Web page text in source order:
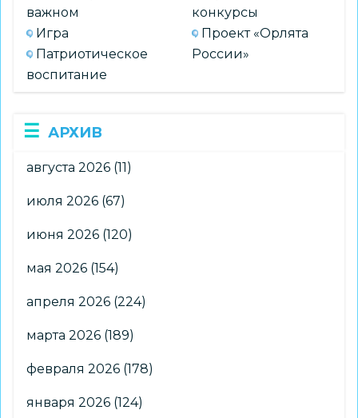
важном
Игра
Патриотическое
воспитание
конкурсы
Проект «Орлята
России»
АРХИВ
августа 2026 (11)
июля 2026 (67)
июня 2026 (120)
мая 2026 (154)
апреля 2026 (224)
марта 2026 (189)
февраля 2026 (178)
января 2026 (124)